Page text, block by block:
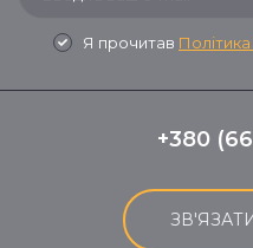
Я прочитав
+380